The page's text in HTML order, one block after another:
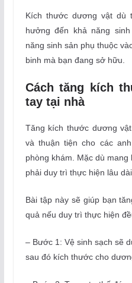
Kích thước dương vật dù
hưởng đến khả năng
năng sinh sản phụ thuộc
binh mà bạn đang sở hữu.
Cách tăng kích
tay tại nhà
Tăng kích thước dương
và thuận tiện cho các
phòng khám. Mặc dù
phải duy trì thực hiện lâu
Bài tập này sẽ giúp bạn
quả nếu duy trì thực hiện
– Bước 1: Vệ sinh sạch sẽ
sau đó kích thước cho